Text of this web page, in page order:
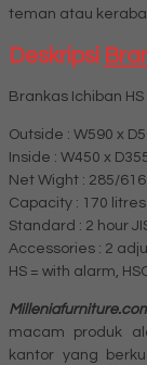
teman atau
Deskripsi
Brankas Ichiban HS
Outside : W590 x
Inside : W450 x
Net Wight : 285/
Capacity : 170 litres
Standard : 2 hour
Accessories : 2
HS = with alarm,
macam produk
kantor yang